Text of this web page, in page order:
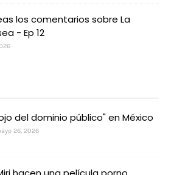
los comentarios sobre La
- Ep 12
del dominio público" en México
26, 2026